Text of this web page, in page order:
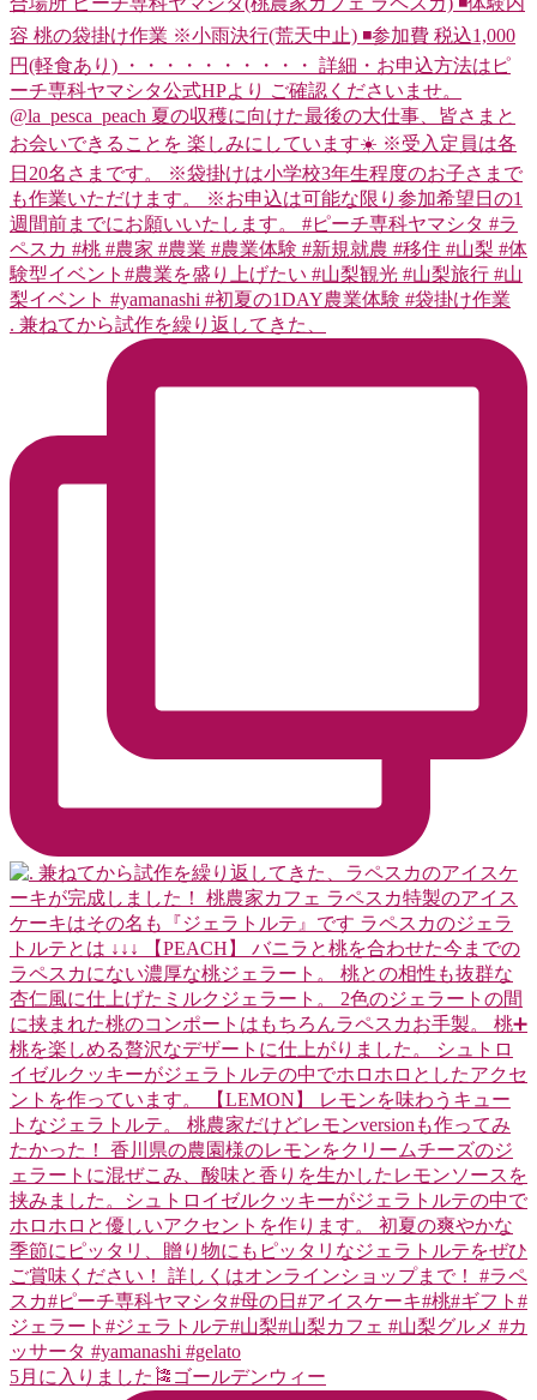
. 兼ねてから試作を繰り返してきた、
5月に入りました🎏ゴールデンウィー